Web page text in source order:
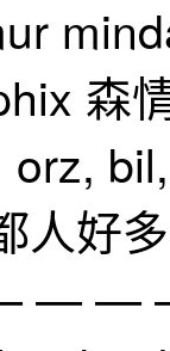
森
orz,
人好
—